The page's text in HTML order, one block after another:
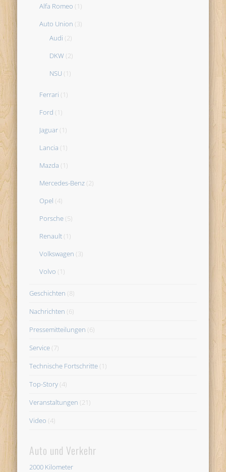
Alfa Romeo (1)
Auto Union (3)
Audi (2)
DKW (2)
NSU (1)
Ferrari (1)
Ford (1)
Jaguar (1)
Lancia (1)
Mazda (1)
Mercedes-Benz (2)
Opel (4)
Porsche (5)
Renault (1)
Volkswagen (3)
Volvo (1)
Geschichten (8)
Nachrichten (6)
Pressemitteilungen (6)
Service (7)
Technische Fortschritte (1)
Top-Story (4)
Veranstaltungen (21)
Video (4)
Auto und Verkehr
2000 Kilometer